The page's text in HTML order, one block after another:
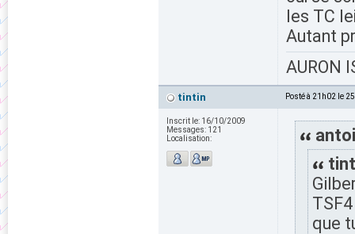
les TC
Autant
AURON
tintin Posté à 21h02 le
Inscrit le: 16/10/2009
Messages: 121
Localisation:
que